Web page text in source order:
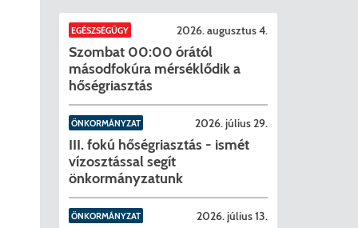
jegyzőkönyvei Pécelen
2026. évi általános választások
EGÉSZSÉGÜGY 2026. augusztus 4.
Szombat 00:00 órától
másodfokúra mérséklődik a
hőségriasztás
ÖNKORMÁNYZAT 2026. július 29.
III. fokú hőségriasztás - ismét
vízosztással segít
önkormányzatunk
ÖNKORMÁNYZAT 2026. július 13.